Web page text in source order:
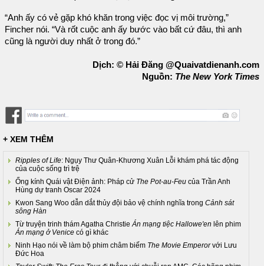
“Anh ấy có vẻ gặp khó khăn trong việc đọc vị môi trường,”
Fincher nói. “Và rốt cuộc anh ấy bước vào bất cứ đâu, thì anh
cũng là người duy nhất ở trong đó.”
Dịch: © Hải Đăng @Quaivatdienanh.com
Nguồn: The New York Times
+ XEM THÊM
Ripples of Life: Ngụy Thư Quân-Khương Xuân Lỗi khám phá tác động
của cuộc sống trì trệ
Ống kính Quái vật Điện ảnh: Pháp cử The Pot-au-Feu của Trần Anh
Hùng dự tranh Oscar 2024
Kwon Sang Woo dẫn dắt thủy đội bảo vệ chính nghĩa trong Cảnh sát
sông Hàn
Từ truyện trinh thám Agatha ChristieÁn mạng tiệc Hallowe'en lên phim
Án mạng ở Venice có gì khác
Ninh Hạo nói về làm bộ phim châm biếm The Movie Emperorvới Lưu
Đức Hoa